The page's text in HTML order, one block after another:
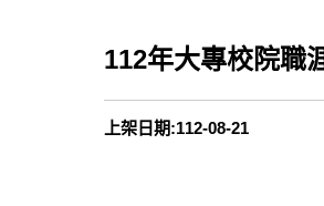
112年大專校院職
上架日期:112-08-21